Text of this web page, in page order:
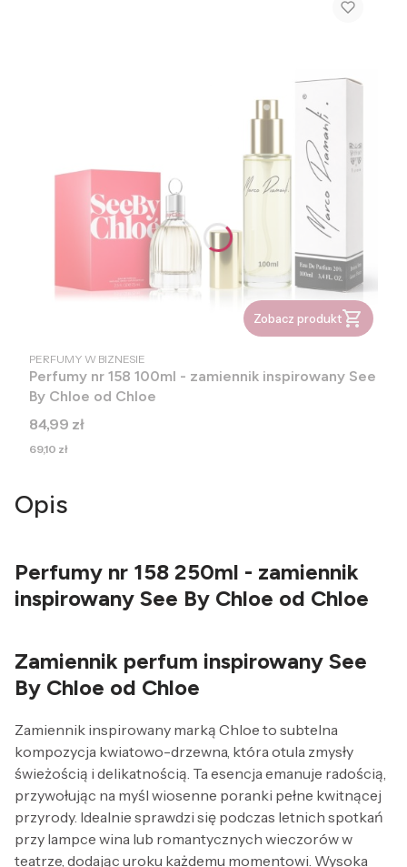
Zobacz produkt
PRODUCENT
PERFUMY W BIZNESIE
Perfumy nr 158 100ml - zamiennik inspirowany See
By Chloe od Chloe
Cena
84,99 zł
Cena
69,10 zł
Opis
Perfumy nr 158 250ml - zamiennik
inspirowany See By Chloe od Chloe
Zamiennik perfum inspirowany See
By Chloe od Chloe
Zamiennik inspirowany marką Chloe to subtelna
kompozycja kwiatowo-drzewna, która otula zmysły
świeżością i delikatnością. Ta esencja emanuje radością,
przywołując na myśl wiosenne poranki pełne kwitnącej
przyrody. Idealnie sprawdzi się podczas letnich spotkań
przy lampce wina lub romantycznych wieczorów w
teatrze, dodając uroku każdemu momentowi. Wysoka